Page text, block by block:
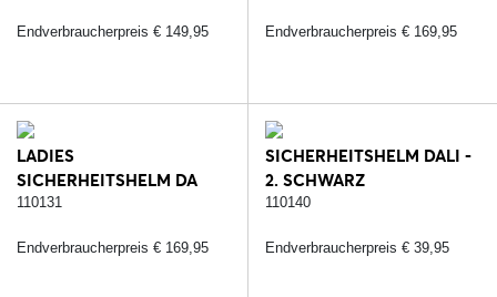
Endverbraucherpreis € 149,95 Endverbraucherpreis € 169,95
LADIES
SICHERHEITSHELM DA
VINCI - 287.
110131
Endverbraucherpreis € 169,95
SICHERHEITSHELM DALI -
2. SCHWARZ
110140
Endverbraucherpreis € 39,95